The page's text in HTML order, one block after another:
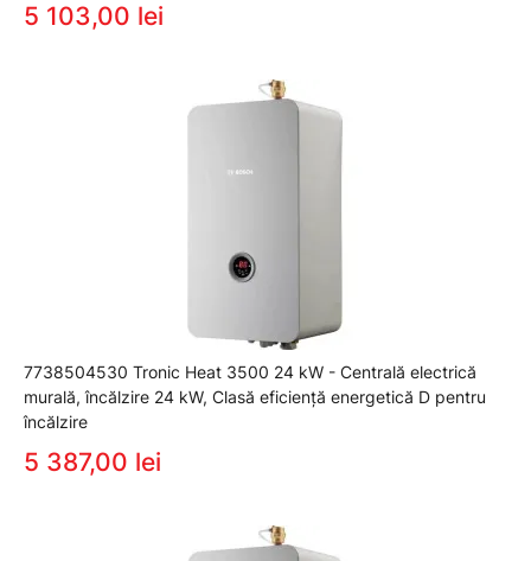
5 103,00 lei
7738504530 Tronic Heat 3500 24 kW - Centrală electrică
murală, încălzire 24 kW, Clasă eficiență energetică D pentru
încălzire
5 387,00 lei